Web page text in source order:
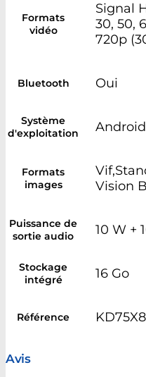
Formats
vidéo
Signal
30, 50,
720p
Bluetooth Oui
Système
d'exploitation
Android
Formats
images
Vision
Puissance de
sortie audio
10 W +
Stockage
intégré
16 Go
Référence
Avis